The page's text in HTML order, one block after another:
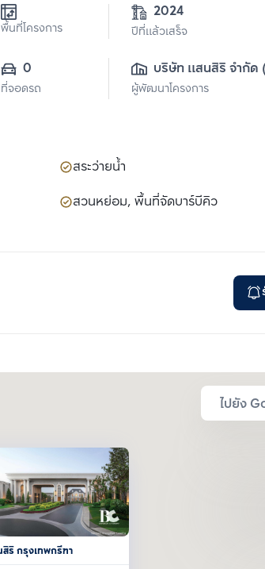
พื้นที่โครงการ
2024
ปีที่แล้วเสร็จ
0
ที่จอดรถ
บริษัท แสนสิริ จำกัด
ผู้พัฒนาโครงการ
สระว่ายน้ำ
สวนหย่อม, พื้นที่จัดบาร์บีคิว
ไปยัง
ริ กรุงเทพกรีฑา